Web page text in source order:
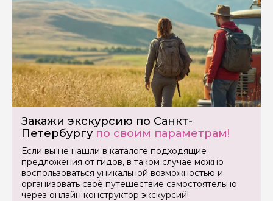
Закажи экскурсию по Санкт-
Петербургу по своим параметрам!
Если вы не нашли в каталоге подходящие
предложения от гидов, в таком случае можно
воспользоваться уникальной возможностью и
организовать своё путешествие самостоятельно
через онлайн конструктор экскурсий!
Я даю своё согласие на обработку персональных
данных
Отправить